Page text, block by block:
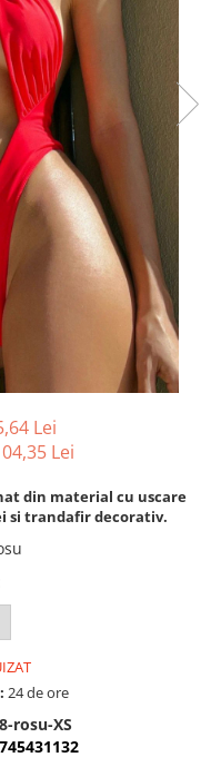
Lei
Lei
din material cu uscare
si trandafir decorativ.
24 de ore
rosu-XS